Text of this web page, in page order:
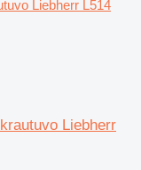
Liebherr